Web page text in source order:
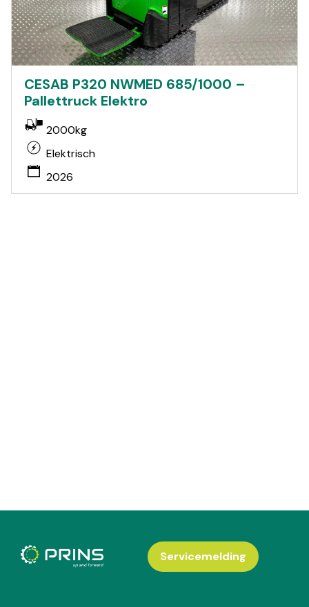
CESAB P320 NWMED 685/1000 –
Pallettruck Elektro
2000kg
Elektrisch
2026
Servicemelding